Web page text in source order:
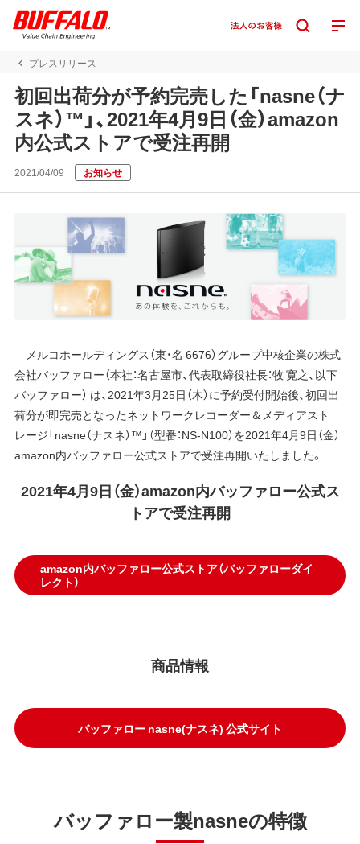
プレスリリース
初回出荷分が予約完売した「nasne（ナ
スネ）™」、2021年4月9日（金）amazon
内公式ストアで受注再開
2021/04/09 お知らせ
メルコホールディングス（東・名 6676）グループ中核企業の株式
会社バッファロー（本社：名古屋市、代表取締役社長：牧 寛之、以下
バッファロー） は、2021年3月25日（木）に予約受付開始後、初回出
荷分が即完売となったネットワークレコーダー＆メディアスト
レージ「nasne（ナスネ）™」（型番：NS-N100）を2021年4月9日（金）
amazon内バッファロー公式ストアで受注再開いたしました。
2021年4月9日（金）amazon内バッファロー公式ス
トアで受注再開
amazon内バッファロー公式ストア（バッファローダイ
レクト）
商品情報
バッファロー nasne(ナスネ) 公式サイト
バッファロー製nasneの特徴